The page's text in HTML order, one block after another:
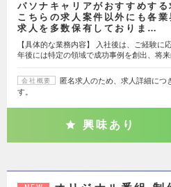
パソナキャリアがおすすめする
こちらの求人案件以外にも各業
求人を多数保有しておりま…
【具体的な業務内容】 入社後は、ご経験に
年後には特定の領域で成功事例を創出、将
会社概要
匿名求人のため、求人詳細につ
す。
興味あり